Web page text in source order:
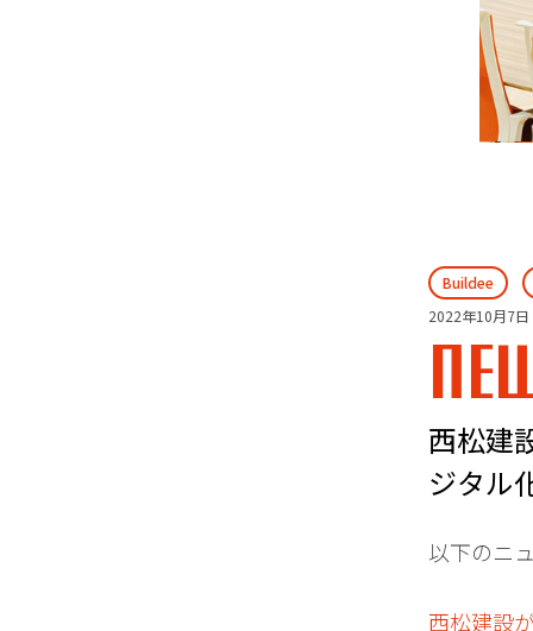
Buildee
2022年10月7日
西松建
ジタル
以下のニ
西松建設